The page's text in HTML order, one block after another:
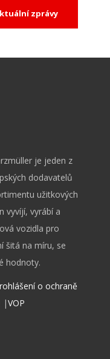
zprávy
je jeden z
dodavatelů
užitkových
vyvíjí, vyrábí a
vozidla pro
šitá na míru, se
hodnoty.
o ochraně
|VOP